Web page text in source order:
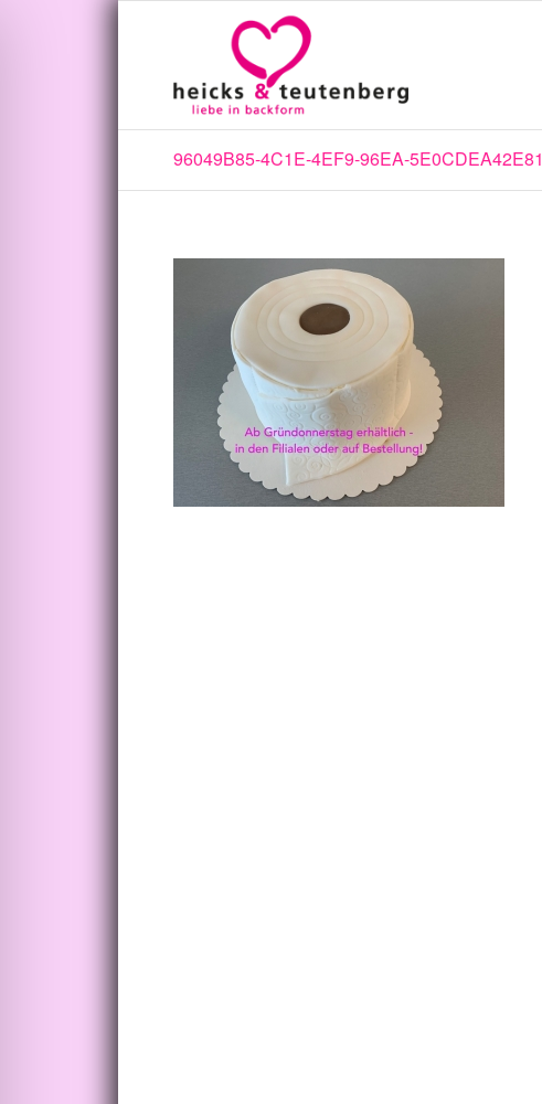
96049B85-4C1E-4EF9-96EA-5E0CDEA42E81